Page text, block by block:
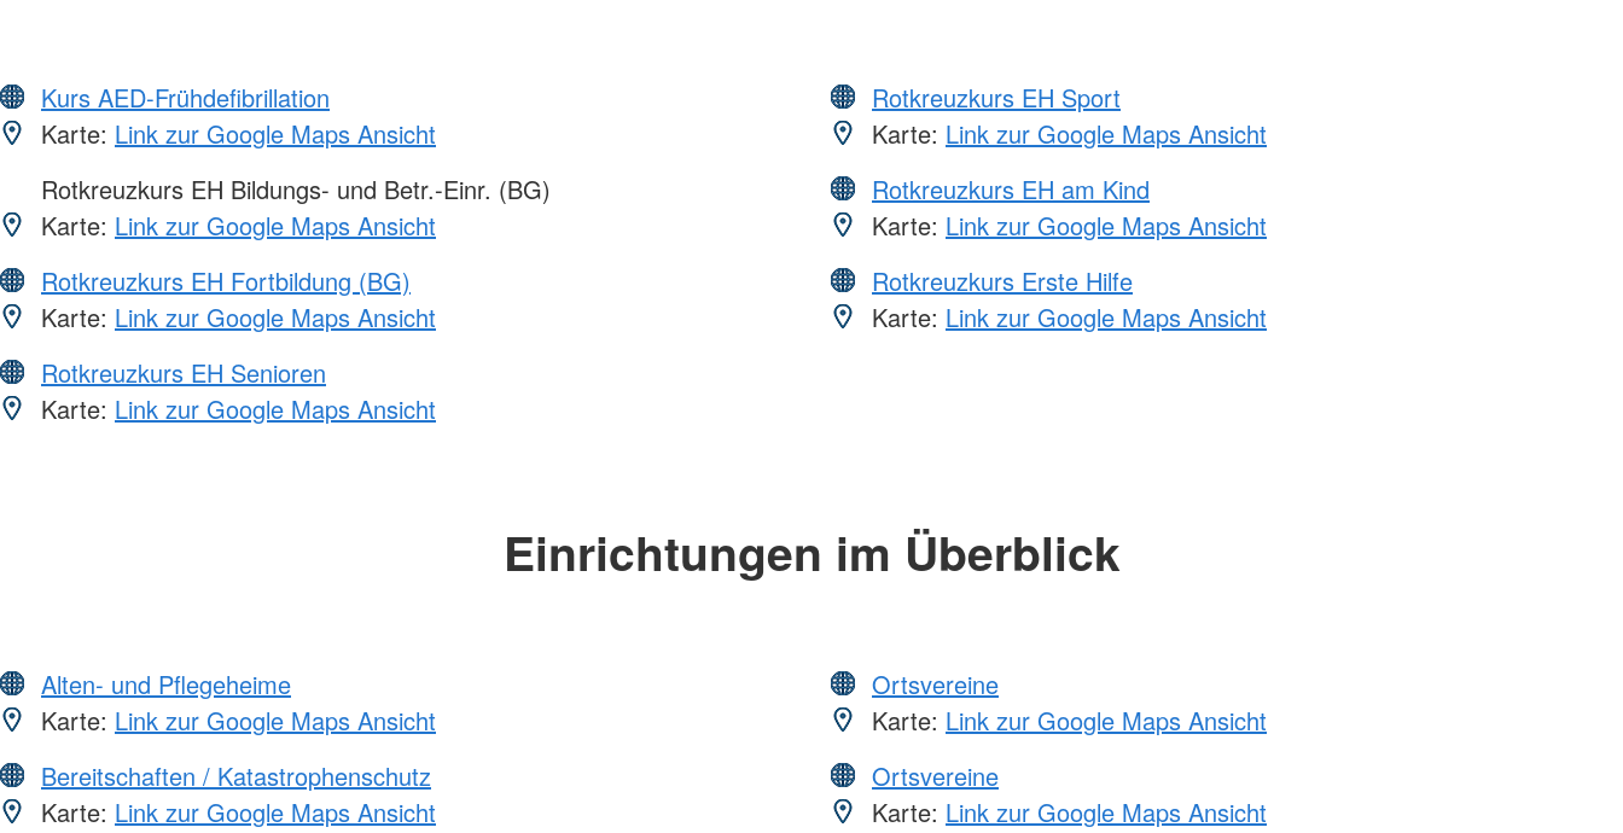
Kurs AED-Frühdefibrillation
Karte: Link zur Google Maps Ansicht
Rotkreuzkurs EH Bildungs- und Betr.-Einr. (BG)
Karte: Link zur Google Maps Ansicht
Rotkreuzkurs EH Fortbildung (BG)
Karte: Link zur Google Maps Ansicht
Rotkreuzkurs EH Senioren
Karte: Link zur Google Maps Ansicht
Rotkreuzkurs EH Sport
Karte: Link zur Google Maps Ansicht
Rotkreuzkurs EH am Kind
Karte: Link zur Google Maps Ansicht
Rotkreuzkurs Erste Hilfe
Karte: Link zur Google Maps Ansicht
Einrichtungen im Überblick
Alten- und Pflegeheime
Karte: Link zur Google Maps Ansicht
Bereitschaften / Katastrophenschutz
Karte: Link zur Google Maps Ansicht
Ortsvereine
Karte: Link zur Google Maps Ansicht
Ortsvereine
Karte: Link zur Google Maps Ansicht